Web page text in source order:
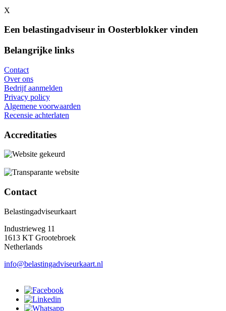
X
Een belastingadviseur in Oosterblokker vinden
Belangrijke links
Contact
Over ons
Bedrijf aanmelden
Privacy policy
Algemene voorwaarden
Recensie achterlaten
Accreditaties
Contact
Belastingadviseurkaart
Industrieweg 11
1613 KT Grootebroek
Netherlands
info@belastingadviseurkaart.nl